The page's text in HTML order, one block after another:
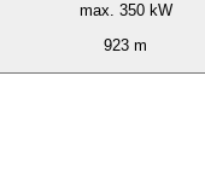
max. 350 kW
923 m